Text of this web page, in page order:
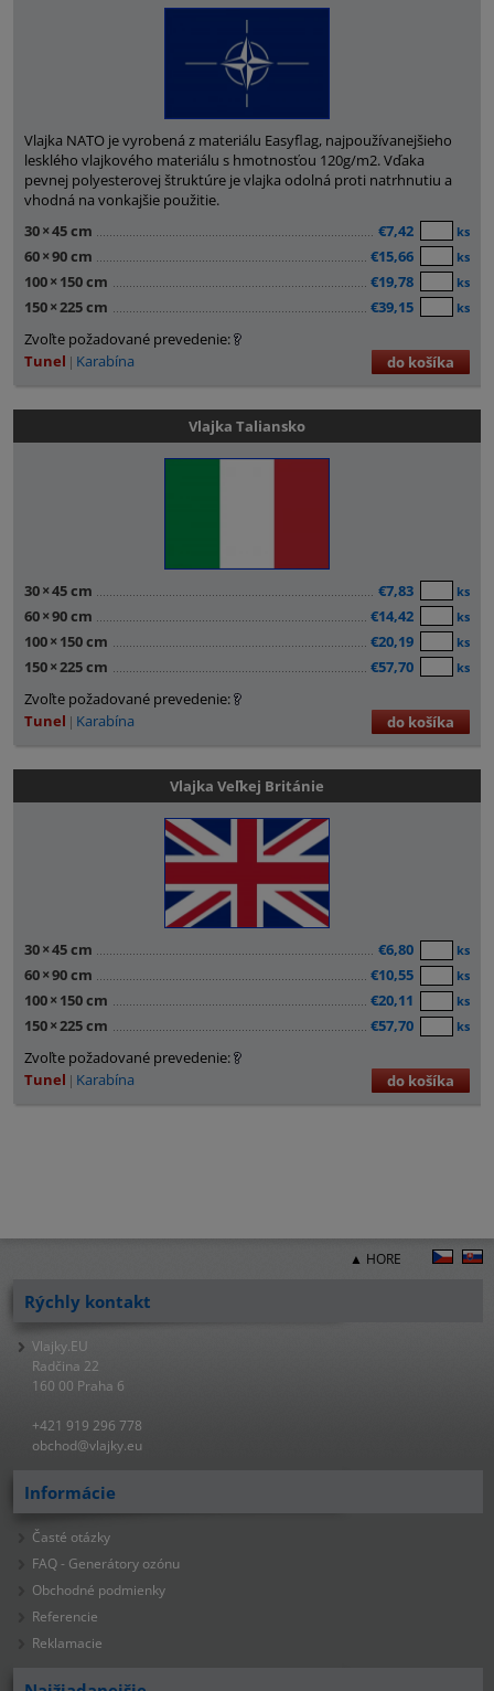
Vlajka NATO je vyrobená z materiálu Easyflag, najpoužívanejšieho
lesklého vlajkového materiálu s hmotnosťou 120g/m2. Vďaka
pevnej polyesterovej štruktúre je vlajka odolná proti natrhnutiu a
vhodná na vonkajšie použitie.
30×45 cm €7,42 ks
60×90 cm €15,66 ks
100× 150 cm €19,78 ks
150×225 cm €39,15 ks
Zvoľte požadované prevedenie:
Tunel
Karabína do košíka
Vlajka Taliansko
30×45 cm €7,83 ks
60×90 cm €14,42 ks
100× 150 cm €20,19 ks
150×225 cm €57,70 ks
Zvoľte požadované prevedenie:
Tunel
Karabína do košíka
Vlajka Veľkej Británie
30×45 cm €6,80 ks
60×90 cm €10,55 ks
100× 150 cm €20,11 ks
150×225 cm €57,70 ks
Zvoľte požadované prevedenie:
Tunel
Karabína do košíka
▲ HORE
Rýchly kontakt
Vlajky.EU
Radčina 22
160 00 Praha 6
+421 919 296 778
obchod@vlajky.eu
Informácie
Časté otázky
FAQ - Generátory ozónu
Obchodné podmienky
Referencie
Reklamacie